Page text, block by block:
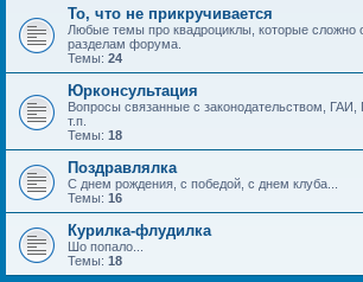
То, что не прикручивается
Любые темы про квадроциклы, которые сложно
разделам форума.
Темы: 24
Юрконсультация
Вопросы связанные с законодательством, ГАИ,
т.п.
Темы: 18
Поздравлялка
С днем рождения, с победой, с днем клуба...
Темы: 16
Курилка-флудилка
Шо попало...
Темы: 18